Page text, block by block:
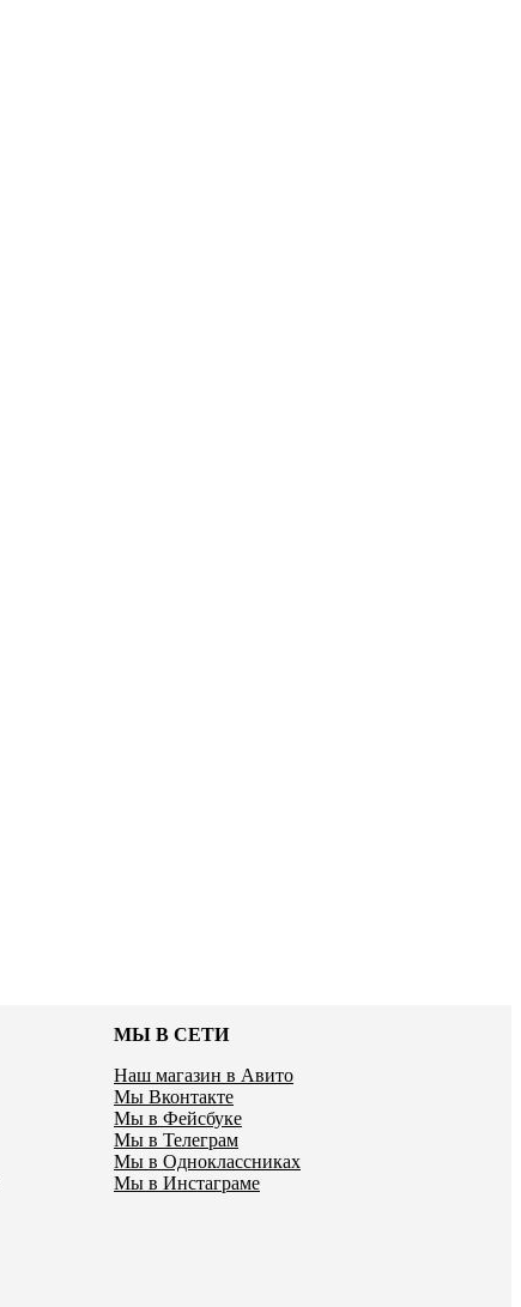
МЫ В СЕТИ
Наш магазин в Авито
Мы Вконтакте
Мы в Фейсбуке
Мы в Телеграм
Мы в Одноклассниках
Мы в Инстаграме